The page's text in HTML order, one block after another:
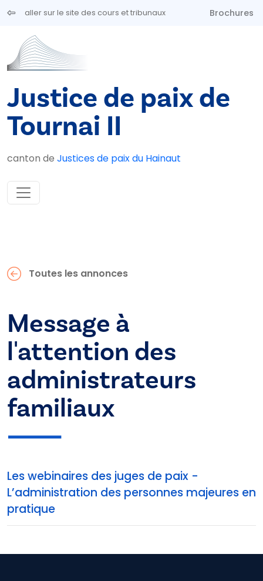
Aller au contenu principal
aller sur le site des cours et tribunaux Brochures
Justice de paix de
Tournai II
canton de Justices de paix du Hainaut
Toutes les annonces
Message à
l'attention des
administrateurs
familiaux
Les webinaires des juges de paix -
L’administration des personnes majeures en
pratique